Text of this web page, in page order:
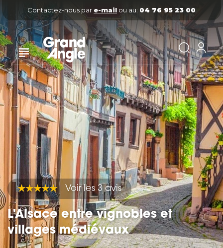
Contactez-nous par e-mail ou au: 04 76 95 23 00
Voir les 3 avis
L'Alsace entre vignobles et
villages médiévaux